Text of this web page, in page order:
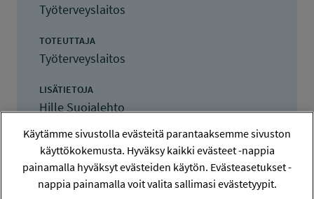
Työterveyslaitos
TOTEUTTAJA
Työterveyslaitos
LISÄTIETOJA
Hille Suojalehto
hille.suojalehto@ttl.fi
TOTEUTUSAIKA
1.5.2022 - 31.12.2024
Käytämme sivustolla evästeitä parantaaksemme sivuston
käyttökokemusta. Hyväksy kaikki evästeet -nappia
painamalla hyväksyt evästeiden käytön. Evästeasetukset -
nappia painamalla voit valita sallimasi evästetyypit.